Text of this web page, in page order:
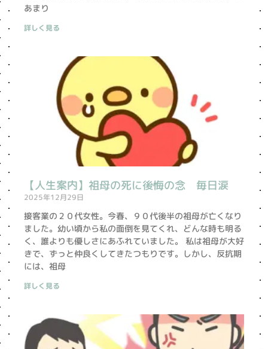
あまり
詳しく見る
【人生案内】祖母の死に後悔の念 毎日涙
2025年12月29日
接客業の２０代女性。今春、９０代後半の祖母が亡くなり
ました。幼い頃から私の面倒を見てくれ、どんな時も明る
く、誰よりも優しさにあふれていました。 私は祖母が大好
きで、ずっと仲良くしてきたつもりです。しかし、反抗期
には、祖母
詳しく見る